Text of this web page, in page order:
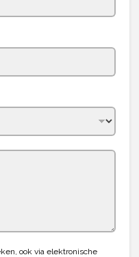
ook via elektronische